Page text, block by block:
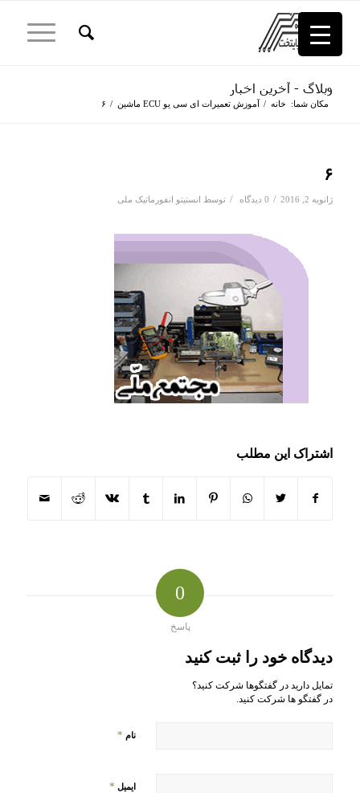
وبلاگ - آخرین اخبار
مکان شما: خانه / آموزش تعمیرات ای سی یو ECU ماشین / ۶
۶
ژانویه 2, 2016 / 0 دیدگاه / توسط انستیتو انفورماتیک ملی
اشتراک این مطلب
0
پاسخ
دیدگاه خود را ثبت کنید
تمایل دارید در گفتگوها شرکت کنید؟
در گفتگو ها شرکت کنید.
نام *
ایمیل *